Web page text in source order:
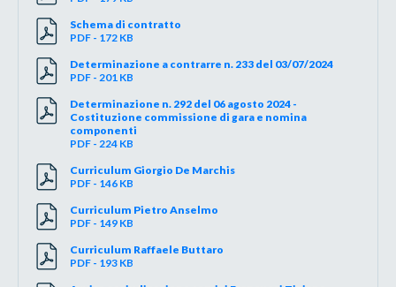
Schema di contratto
PDF - 172 KB
Determinazione a contrarre n. 233 del 03/07/2024
PDF - 201 KB
Determinazione n. 292 del 06 agosto 2024 -
Costituzione commissione di gara e nomina
componenti
PDF - 224 KB
Curriculum Giorgio De Marchis
PDF - 146 KB
Curriculum Pietro Anselmo
PDF - 149 KB
Curriculum Raffaele Buttaro
PDF - 193 KB